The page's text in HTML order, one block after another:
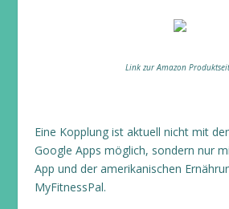
Link zur Amazon
Eine Kopplung ist aktuell nicht mit
Google Apps möglich, sondern nur
App und der amerikanischen
MyFitnessPal.